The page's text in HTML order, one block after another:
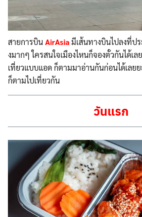
สายการบินAirAsiaมีเส้นทางบินไปลงที่ป
งมากๆ ใครสนใจเมืองไหนก็จองตั๋วกันได้เ
เที่ยวแบบแอด ก็ตามมาอ่านกันก่อนได้เลย
ก็ตามไปเที่ยวกัน
วันแรก